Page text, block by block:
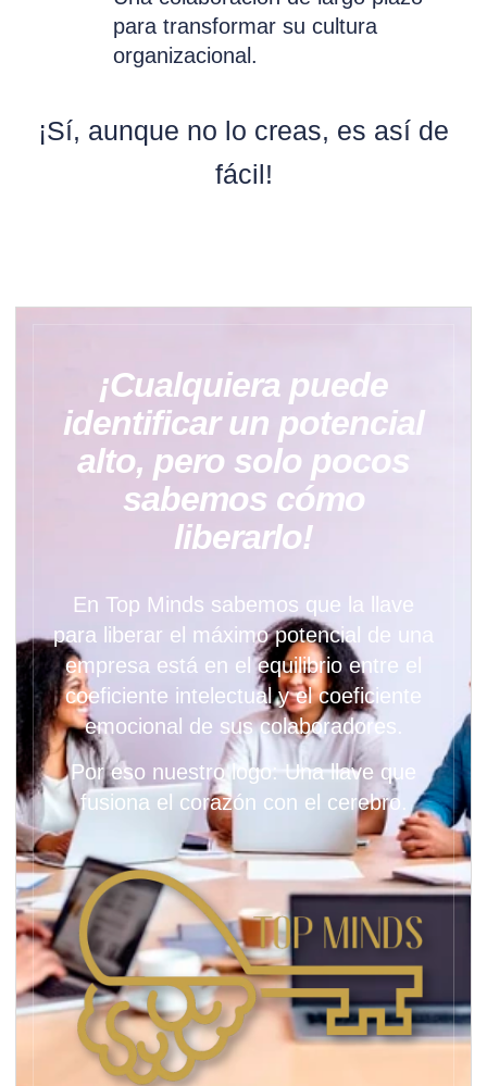
para transformar su cultura
organizacional.
¡Sí, aunque no lo creas, es así de
fácil!
¡Cualquiera puede
identificar un potencial
alto, pero solo pocos
sabemos cómo
liberarlo!
En Top Minds sabemos que la llave
para liberar el máximo potencial de una
empresa está en el equilibrio entre el
coeficiente intelectual y el coeficiente
emocional de sus colaboradores.
Por eso nuestro logo: Una llave que
fusiona el corazón con el cerebro.